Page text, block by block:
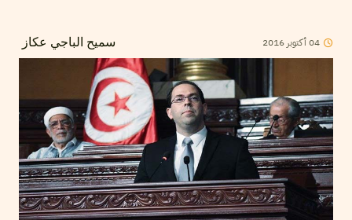
سميح الباجي عكاز 04أكتوبر 2016